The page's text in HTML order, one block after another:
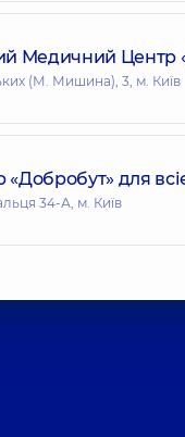
Медичний Центр
(М. Мишина), 3, м. Київ
для
34-А, м. Київ